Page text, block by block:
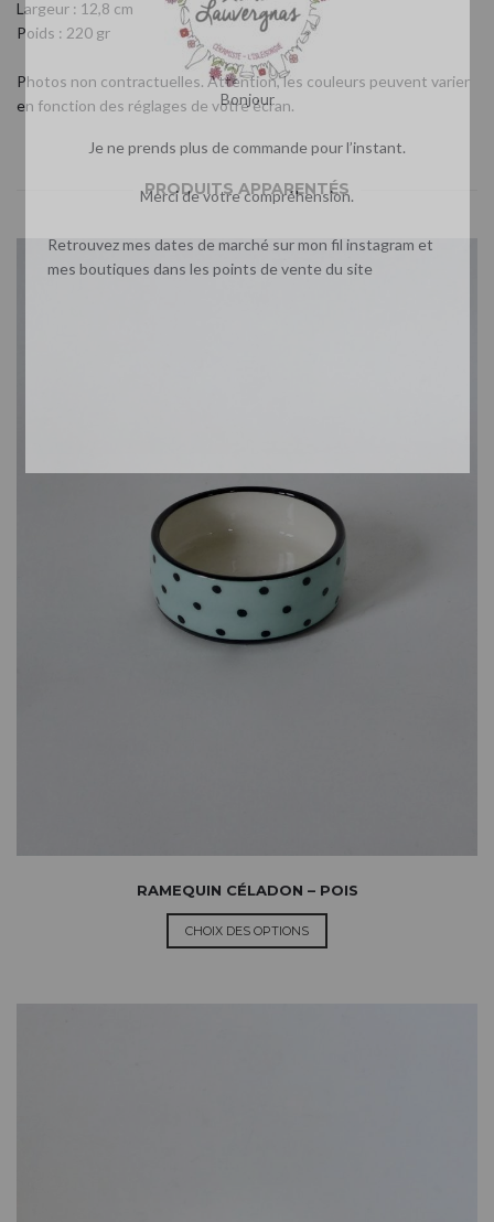
Largeur : 12,8 cm
Poids : 220 gr
Photos non contractuelles. Attention, les couleurs peuvent varier
en fonction des réglages de votre écran.
PRODUITS APPARENTÉS
RAMEQUIN CÉLADON – POIS
CHOIX DES OPTIONS
Bonjour
Je ne prends plus de commande pour l’instant.
Merci de votre compréhension.
Retrouvez mes dates de marché sur mon fil instagram et
mes boutiques dans les points de vente du site